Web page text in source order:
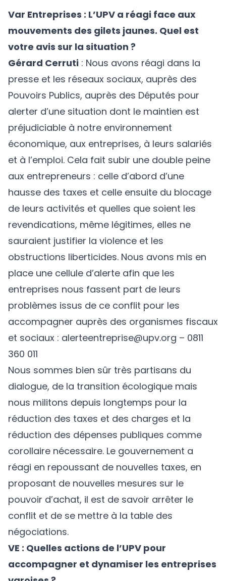
Var Entreprises : L’UPV a réagi face aux
mouvements des gilets jaunes. Quel est
votre avis sur la situation ?
Gérard Cerruti : Nous avons réagi dans la
presse et les réseaux sociaux, auprès des
Pouvoirs Publics, auprès des Députés pour
alerter d’une situation dont le maintien est
préjudiciable à notre environnement
économique, aux entreprises, à leurs salariés
et à l’emploi. Cela fait subir une double peine
aux entrepreneurs : celle d’abord d’une
hausse des taxes et celle ensuite du blocage
de leurs activités et quelles que soient les
revendications, même légitimes, elles ne
sauraient justifier la violence et les
obstructions liberticides. Nous avons mis en
place une cellule d’alerte afin que les
entreprises nous fassent part de leurs
problèmes issus de ce conflit pour les
accompagner auprès des organismes fiscaux
et sociaux : alerteentreprise@upv.org – 0811
360 011
Nous sommes bien sûr très partisans du
dialogue, de la transition écologique mais
nous militons depuis longtemps pour la
réduction des taxes et des charges et la
réduction des dépenses publiques comme
corollaire nécessaire. Le gouvernement a
réagi en repoussant de nouvelles taxes, en
proposant de nouvelles mesures sur le
pouvoir d’achat, il est de savoir arrêter le
conflit et de se mettre à la table des
négociations.
VE : Quelles actions de l’UPV pour
accompagner et dynamiser les entreprises